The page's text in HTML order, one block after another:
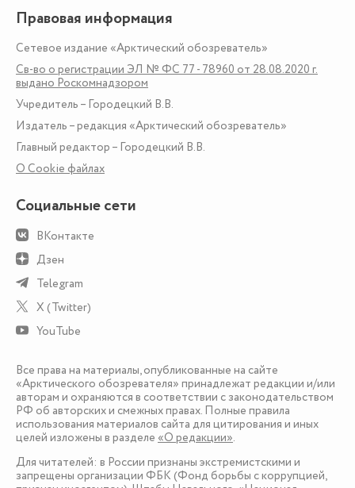
Правовая информация
Сетевое издание «Арктический обозреватель»
Св-во о регистрации ЭЛ № ФС 77 - 78960 от 28.08.2020 г.
выдано Роскомнадзором
Учредитель – Городецкий В.В.
Издатель – редакция «Арктический обозреватель»
Главный редактор – Городецкий В.В.
О Сookie файлах
Социальные сети
ВКонтакте
Дзен
Telegram
X (Twitter)
YouTube
Все права на материалы, опубликованные на сайте
«Арктического обозревателя» принадлежат редакции и/или
авторам и охраняются в соответствии с законодательством
РФ об авторских и смежных правах. Полные правила
использования материалов сайта для цитирования и иных
целей изложены в разделе «О редакции».
Для читателей: в России признаны экстремистскими и
запрещены организации ФБК (Фонд борьбы с коррупцией,